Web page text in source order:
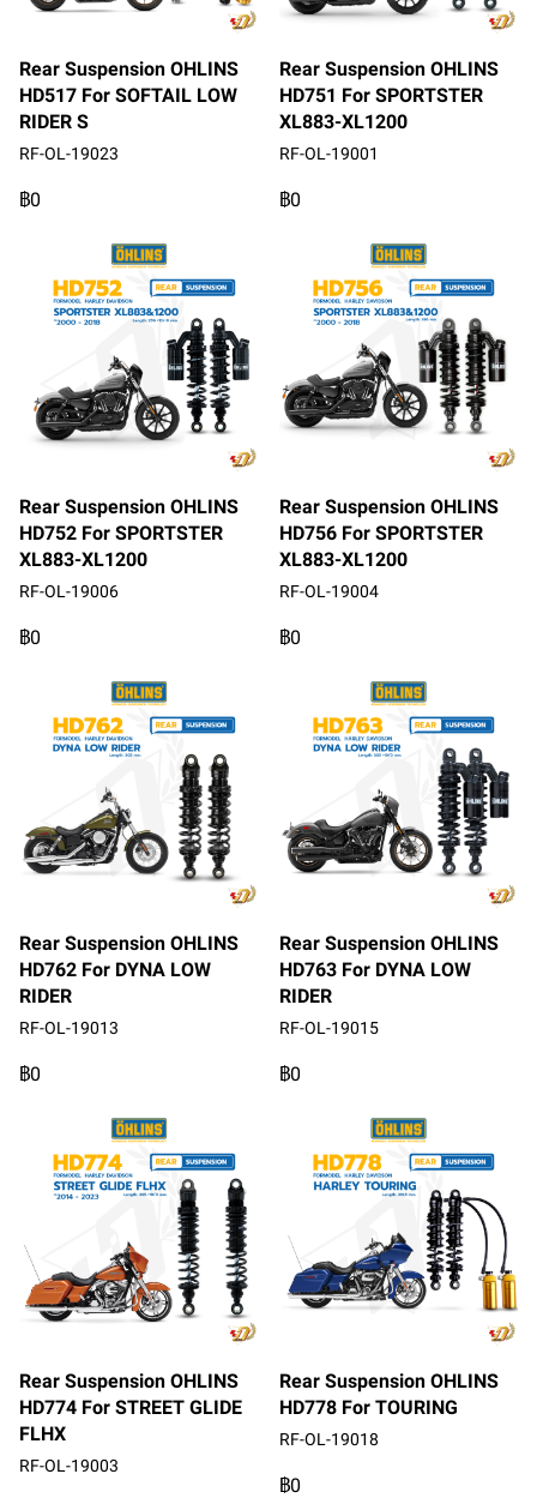
Rear Suspension OHLINS
HD517 For SOFTAIL LOW
RIDER S
RF-OL-19023
฿0
Rear Suspension OHLINS
HD751 For SPORTSTER
XL883-XL1200
RF-OL-19001
฿0
Rear Suspension OHLINS
HD752 For SPORTSTER
XL883-XL1200
RF-OL-19006
฿0
Rear Suspension OHLINS
HD756 For SPORTSTER
XL883-XL1200
RF-OL-19004
฿0
Rear Suspension OHLINS
HD762 For DYNA LOW
RIDER
RF-OL-19013
฿0
Rear Suspension OHLINS
HD763 For DYNA LOW
RIDER
RF-OL-19015
฿0
Rear Suspension OHLINS
HD774 For STREET GLIDE
FLHX
RF-OL-19003
Rear Suspension OHLINS
HD778 For TOURING
RF-OL-19018
฿0